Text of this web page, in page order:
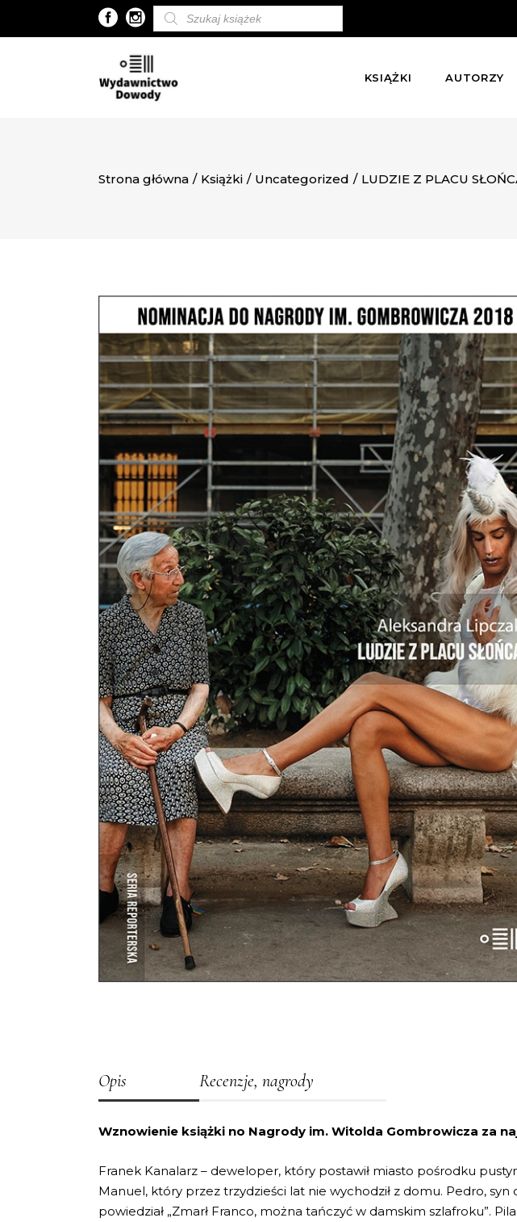
Wyszukiwarka
produktów
KSIĄŻKI AUTORZY
Strona główna / Książki / Uncategorized / LUDZIE Z PLACU
Opis Recenzje, nagrody
Wznowienie książki no Nagrody im. Witolda Gombrowicza za
Franek Kanalarz – deweloper, który postawił miasto pośrodku
Manuel, który przez trzydzieści lat nie wychodził z domu. Pedro,
powiedział „Zmarł Franco, można tańczyć w damskim szlafroku”.